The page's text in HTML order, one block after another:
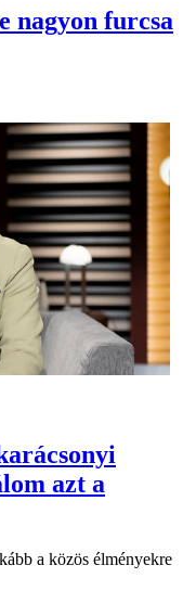
nagyon furcsa
azt a
a közös élményekre